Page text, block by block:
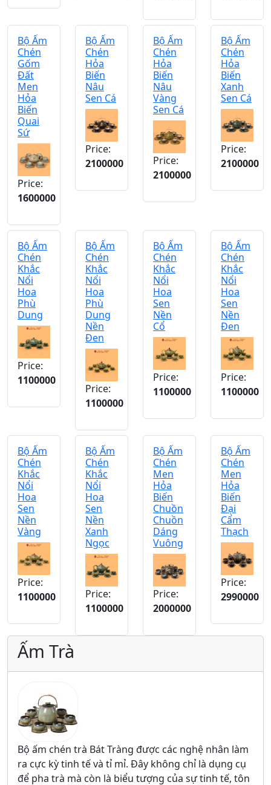
Bộ Ấm
Chén
Gốm
Đất
Men
Hỏa
Biến
Quai
Sứ
Price:
1600000
Bộ Ấm
Chén
Hỏa
Biến
Nâu
Sen Cá
Price:
2100000
Bộ Ấm
Chén
Hỏa
Biến
Nâu
Vàng
Sen Cá
Price:
2100000
Bộ Ấm
Chén
Hỏa
Biến
Xanh
Sen Cá
Price:
2100000
Bộ Ấm
Chén
Khắc
Nổi
Hoa
Phù
Dung
Price:
1100000
Bộ Ấm
Chén
Khắc
Nổi
Hoa
Phù
Dung
Nền
Đen
Price:
1100000
Bộ Ấm
Chén
Khắc
Nổi
Hoa
Sen
Nền
Cổ
Price:
1100000
Bộ Ấm
Chén
Khắc
Nổi
Hoa
Sen
Nền
Đen
Price:
1100000
Bộ Ấm
Chén
Khắc
Nổi
Hoa
Sen
Nền
Vàng
Price:
1100000
Bộ Ấm
Chén
Khắc
Nổi
Hoa
Sen
Nền
Xanh
Ngọc
Price:
1100000
Bộ Ấm
Chén
Men
Hỏa
Biến
Chuồn
Chuồn
Dáng
Vuông
Price:
2000000
Bộ Ấm
Chén
Men
Hỏa
Biến
Đại
Cẩm
Thạch
Price:
2990000
Ấm Trà
Bộ ấm chén trà Bát Tràng được các nghệ nhân làm
ra cực kỳ tinh tế và tỉ mỉ. Đây không chỉ là dụng cụ
để pha trà mà còn là biểu tượng của sự tinh tế, tôn